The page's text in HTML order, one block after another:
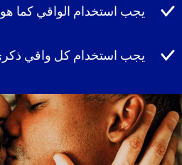
يجب استخدام الواقي كما
يجب استخدام كل واقي